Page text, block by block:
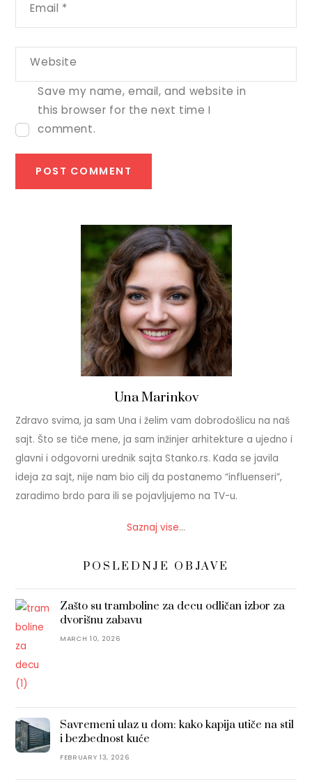
Email *
Website
Save my name, email, and website in
this browser for the next time I
comment.
Una Marinkov
Zdravo svima, ja sam Una i želim vam dobrodošlicu na naš
sajt. Što se tiče mene, ja sam inžinjer arhitekture a ujedno i
glavni i odgovorni urednik sajta Stanko.rs. Kada se javila
ideja za sajt, nije nam bio cilj da postanemo “influenseri”,
zaradimo brdo para ili se pojavljujemo na TV-u.
Saznaj vise…
POSLEDNJE OBJAVE
Zašto su tramboline za decu odličan izbor za
dvorišnu zabavu
MARCH 10, 2026
Savremeni ulaz u dom: kako kapija utiče na stil
i bezbednost kuće
FEBRUARY 13, 2026